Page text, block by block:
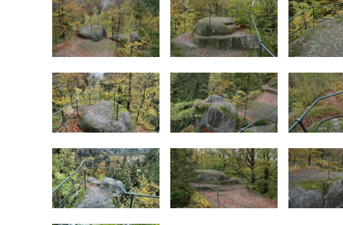
Letohrádek Jíljov (Veilchenburg)
Hrad Větrov (Winterstein)
Hrad Blansko
Hrad Gutštejn
Hrad Valečov
Hrad Valdštejn
Vlčí hrádek
Hrad Švamberk (Krasíkov)
Hrad Štěpanice